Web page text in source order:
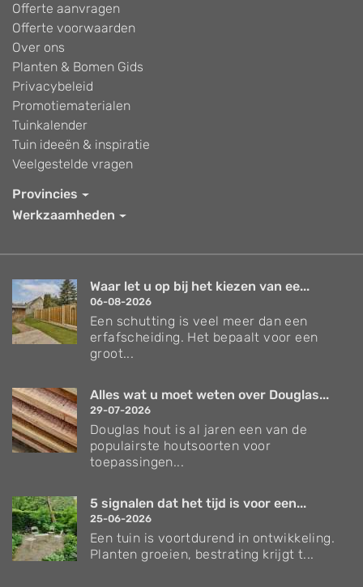
Offerte aanvragen
Offerte voorwaarden
Over ons
Planten & Bomen Gids
Privacybeleid
Promotiematerialen
Tuinkalender
Tuin ideeën & inspiratie
Veelgestelde vragen
Provincies
Werkzaamheden
Waar let u op bij het kiezen van ee...
06-08-2026
Een schutting is veel meer dan een
erfafscheiding. Het bepaalt voor een
groot...
Alles wat u moet weten over Douglas...
29-07-2026
Douglas hout is al jaren een van de
populairste houtsoorten voor
toepassingen...
5 signalen dat het tijd is voor een...
25-06-2026
Een tuin is voortdurend in ontwikkeling.
Planten groeien, bestrating krijgt t...